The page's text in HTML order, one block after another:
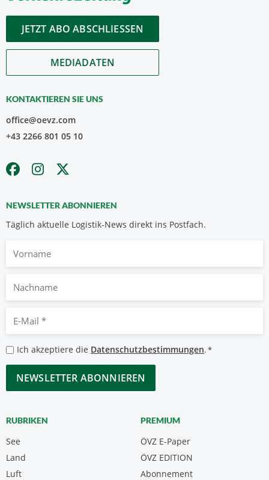
JETZT ABO ABSCHLIESSEN
MEDIADATEN
KONTAKTIEREN SIE UNS
office@oevz.com
+43 2266 801 05 10
NEWSLETTER ABONNIEREN
Täglich aktuelle Logistik-News direkt ins Postfach.
Vorname
Nachname
Mail
*
Datenschutzbestimmungen
*
Ich akzeptiere die Datenschutzbestimmungen.*
CAPTCHA
RUBRIKEN
See
Land
Luft
PREMIUM
ÖVZ E-Paper
Abonnement
ÖVZ EDITION